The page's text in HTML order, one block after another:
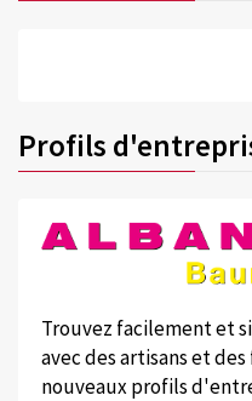
Profils
Trouvez facilement et
avec des artisans et
nouveaux profils